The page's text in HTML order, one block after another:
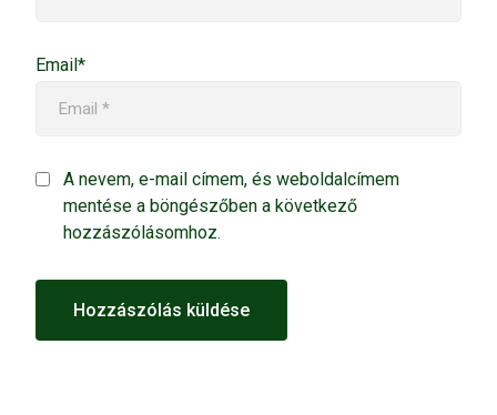
Email*
A nevem, e-mail címem, és weboldalcímem
mentése a böngészőben a következő
hozzászólásomhoz.